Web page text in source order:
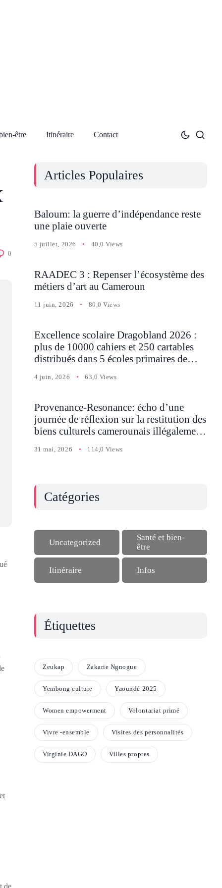
être Itinéraire Contact
0
Articles Populaires
Baloum: la guerre d’indépendance reste
une plaie ouverte
5 juillet, 2026 40,0 Views
RAADEC 3 : Repenser l’écosystème des
métiers d’art au Cameroun
11 juin, 2026 80,0 Views
Excellence scolaire Dragobland 2026 :
plus de 10000 cahiers et 250 cartables
distribués dans 5 écoles primaires de
4 juin, 2026 63,0 Views
Provenance-Resonance: écho d’une
journée de réflexion sur la restitution des
biens culturels camerounais illégalement
31 mai, 2026 114,0 Views
Catégories
Uncategorized
Santé et bien-
être
Itinéraire Infos
Étiquettes
Zeukap Zakarie Ngnogue
Yembong culture Yaoundé 2025
Women empowerment Volontariat primé
Vivre -ensemble Visites des personnalités
Virginie DAGO Villes propres